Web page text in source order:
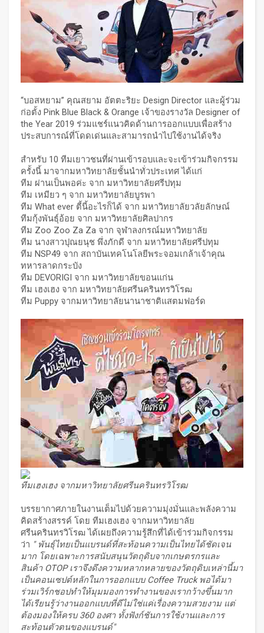
“บอสหยาม” คุณสยาม อัตตะริยะ Design Director และผู้ร่วม
ก่อตั้ง Pink Blue Black & Orange เจ้าของรางวัล Designer of
the Year 2019 ร่วมแชร์แนวคิดด้านการออกแบบเพื่อสร้าง
ประสบการณ์ที่โดดเด่นและสามารถนำไปใช้งานได้จริง
สำหรับ 10 ทีมเยาวชนที่ผ่านเข้ารอบและจะเข้าร่วมกิจกรรม
ครั้งนี้ มาจากมหาวิทยาลัยชั้นนำทั่วประเทศ ได้แก่
ทีม ผ่านเป็นพอค่ะ จาก มหาวิทยาลัยศรีปทุม
ทีม เหมียว ๆ จาก มหาวิทยาลัยบูรพา
ทีม What ever ตี้นี้อะไรก็ได้ จาก มหาวิทยาลัยวลัยลักษณ์
ทีมกุ้งพันธุ์อ้อย จาก มหาวิทยาลัยศิลปากร
ทีม Zoo Zoo Za Za จาก จุฬาลงกรณ์มหาวิทยาลัย
ทีม นางสาวปุณยนุช พึ่งภักดี จาก มหาวิทยาลัยศรีปทุม
ทีม NSP49 จาก สถาบันเทคโนโลยีพระจอมเกล้าเจ้าคุณ
ทหารลาดกระบัง
ทีม DEVORIGI จาก มหาวิทยาลัยขอนแก่น
ทีม เฮงเฮง จาก มหาวิทยาลัยศรีนครินทรวิโรฒ
ทีม Puppy จากมหาวิทยาลัยนานาชาติแสตมฟอร์ด
ทีมเฮงเฮง จากมหาวิทยาลัยศรีนครินทรวิโรฒ
บรรยากาศภายในงานเต็มไปด้วยความมุ่งมั่นและพลังความ
คิดสร้างสรรค์ โดย ทีมเฮงเฮง จากมหาวิทยาลัย
ศรีนครินทรวิโรฒ ได้เผยถึงความรู้สึกที่ได้เข้าร่วมกิจกรรม
ว่า " พันธุ์ไทยเป็นแบรนด์ที่สะท้อนความเป็นไทยได้ชัดเจน
มาก โดยเฉพาะการสนับสนุนวัตถุดิบจากเกษตรกรและ
สินค้า OTOP เราจึงดึงความหลากหลายของวัตถุดิบเหล่านี้มา
เป็นคอนเซปต์หลักในการออกแบบ Coffee Truck พอได้มา
ร่วมเวิร์กชอปทำให้มุมมองการทำงานของเรากว้างขึ้นมาก
ได้เรียนรู้ว่างานออกแบบที่ดีไม่ใช่แค่เรื่องความสวยงาม แต่
ต้องมองให้ครบ 360 องศา ทั้งฟังก์ชันการใช้งานและการ
สะท้อนตัวตนของแบรนด์"